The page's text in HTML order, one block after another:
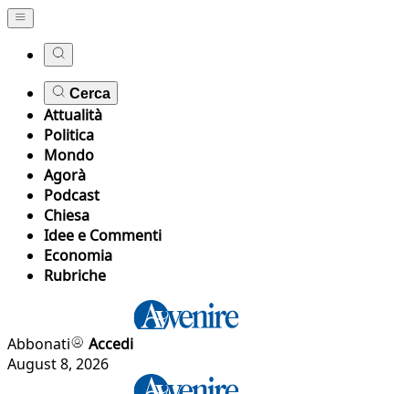
Cerca
Attualità
Politica
Mondo
Agorà
Podcast
Chiesa
Idee e Commenti
Economia
Rubriche
Abbonati
Accedi
August 8, 2026